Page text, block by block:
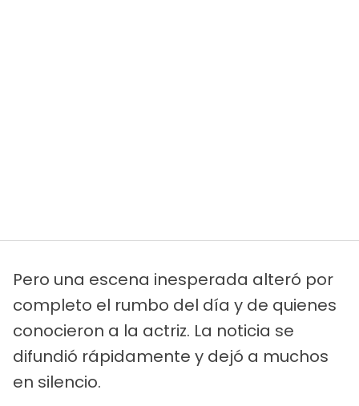
Pero una escena inesperada alteró por
completo el rumbo del día y de quienes
conocieron a la actriz. La noticia se
difundió rápidamente y dejó a muchos
en silencio.